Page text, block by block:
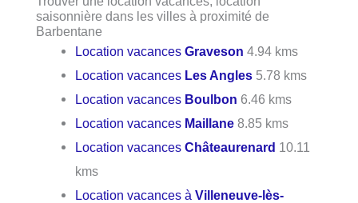
saisonnière dans les villes à proximité de
Barbentane
Location vacancesGraveson 4.94 kms
Location vacances Les Angles 5.78 kms
Location vacances Boulbon 6.46 kms
Location vacances Maillane 8.85 kms
Location vacancesChâteaurenard 10.11
kms
Location vacances àVilleneuve-lès-